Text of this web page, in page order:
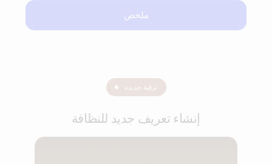
ملخص
ترقية جديدة
إنشاء تعريف جديد للنظافة